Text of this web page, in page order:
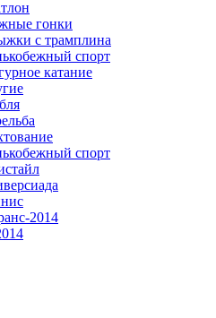
гонки
с трамплина
спорт
катание
спорт
2014